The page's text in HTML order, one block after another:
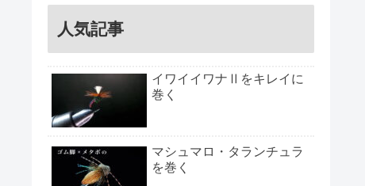
人気記事
イワイイワナⅡをキレイに
巻く
マシュマロ・タランチュラ
を巻く